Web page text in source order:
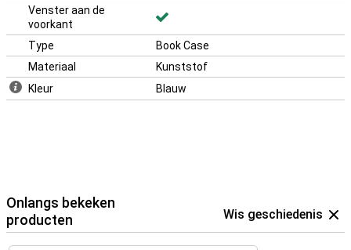
Venster aan de
voorkant
Type
Book Case
Materiaal
Kunststof
Kleur
Blauw
Onlangs bekeken
producten
Wis geschiedenis